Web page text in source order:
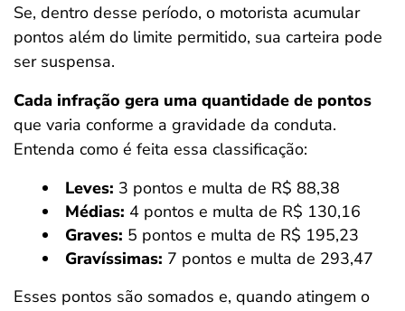
Se, dentro desse período, o motorista acumular
pontos além do limite permitido, sua carteira pode
ser suspensa.
Cada infração gera uma quantidade de pontos
que varia conforme a gravidade da conduta.
Entenda como é feita essa classificação:
Leves: 3 pontos e multa de R$ 88,38
Médias: 4 pontos e multa de R$ 130,16
Graves: 5 pontos e multa de R$ 195,23
Gravíssimas: 7 pontos e multa de 293,47
Esses pontos são somados e, quando atingem o